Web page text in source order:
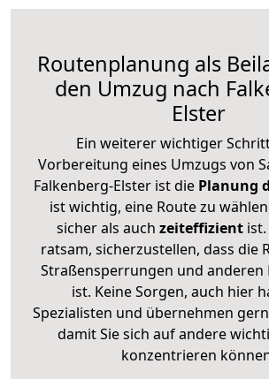
Routenplanung als
den Umzug nach
Elster
Ein weiterer wichtiger
Vorbereitung eines Umzugs von
Falkenberg-Elster ist die Planung
ist wichtig, eine Route zu
sicher als auch zeiteffizientist.
ratsam, sicherzustellen, dass die
Straßensperrungen und anderen
ist. Keine Sorgen, auch hier
Spezialisten und übernehmen
damit Sie sich auf andere
konzentrieren